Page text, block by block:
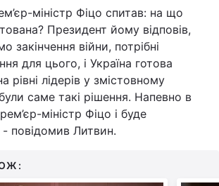
міністр Фіцо спитав: на що
Президент йому відповів,
закінчення війни, потрібні
для цього, і Україна готова
рівні лідерів у змістовному
саме такі рішення. Напевно в
міністр Фіцо і буде
- повідомив Литвин.